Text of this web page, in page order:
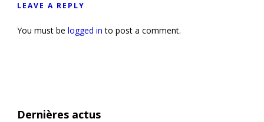
LEAVE A REPLY
You must be logged in to post a comment.
Dernières actus